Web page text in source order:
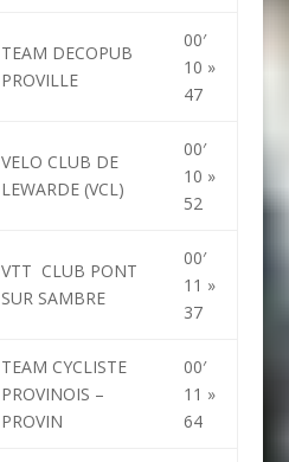
TEAM DECOPUB
PROVILLE
00′
10 »
47
VELO CLUB DE
LEWARDE (VCL)
00′
10 »
52
VTT CLUB PONT
SUR SAMBRE
00′
11 »
37
TEAM CYCLISTE
PROVINOIS –
PROVIN
00′
11 »
64